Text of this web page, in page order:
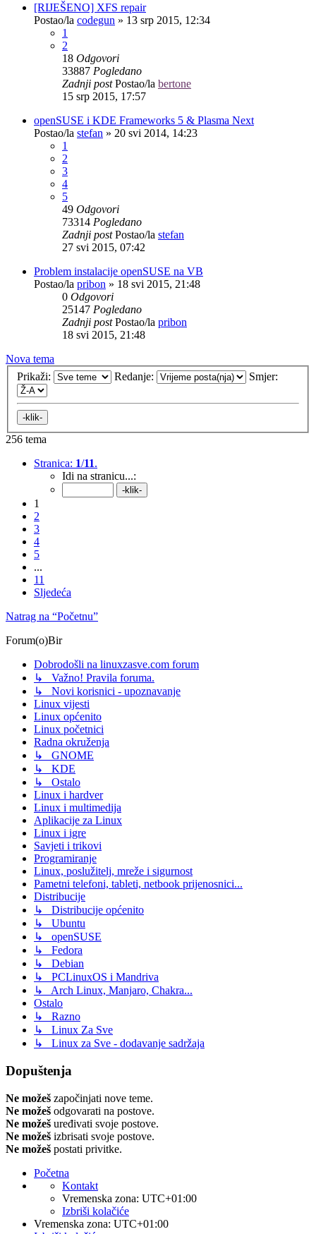
[RIJEŠENO] XFS repair
Postao/la codegun » 13 srp 2015, 12:34
1
2
18 Odgovori
33887 Pogledano
Zadnji postPostao/la bertone
15 srp 2015, 17:57
openSUSE i KDE Frameworks 5 & Plasma Next
Postao/la stefan » 20 svi 2014, 14:23
1
2
3
4
5
49 Odgovori
73314 Pogledano
Zadnji postPostao/la stefan
27 svi 2015, 07:42
Problem instalacije openSUSE na VB
Postao/la pribon » 18 svi 2015, 21:48
0 Odgovori
25147 Pogledano
Zadnji postPostao/la pribon
18 svi 2015, 21:48
Nova tema
Prikaži:
Redanje: Smjer:
256 tema
Stranica: 1/11.
Idi na stranicu...:
1
2
3
4
5
...
11
Sljedeća
Natrag na “Početnu”
Forum(o)Bir
Dobrodošli na linuxzasve.com forum
↳ Važno! Pravila foruma.
↳ Novi korisnici - upoznavanje
Linux vijesti
Linux općenito
Linux početnici
Radna okruženja
↳ GNOME
↳ KDE
↳ Ostalo
Linux i hardver
Linux i multimedija
Aplikacije za Linux
Linux i igre
Savjeti i trikovi
Programiranje
Linux, poslužitelj, mreže i sigurnost
Pametni telefoni, tableti, netbook prijenosnici...
Distribucije
↳ Distribucije općenito
↳ Ubuntu
↳ openSUSE
↳ Fedora
↳ Debian
↳ PCLinuxOS i Mandriva
↳ Arch Linux, Manjaro, Chakra...
Ostalo
↳ Razno
↳ Linux Za Sve
↳ Linux za Sve - dodavanje sadržaja
Dopuštenja
Ne možeš započinjati nove teme.
Ne možeš odgovarati na postove.
Ne možeš uređivati svoje postove.
Ne možeš izbrisati svoje postove.
Ne možeš postati privitke.
Početna
Kontakt
Vremenska zona: UTC+01:00
Izbriši kolačiće
Vremenska zona: UTC+01:00